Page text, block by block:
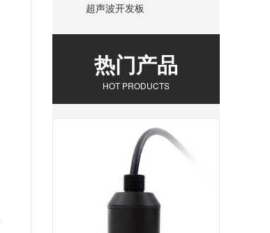
超声波开发板
热门产品
HOT PRODUCTS